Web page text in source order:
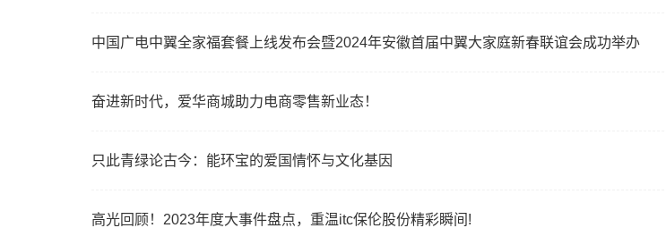
中国广电中翼全家福套餐上线发布会暨2024年安徽首届中翼大家庭新春联谊会成功举办
奋进新时代，爱华商城助力电商零售新业态！
只此青绿论古今：能环宝的爱国情怀与文化基因
高光回顾！2023年度大事件盘点，重温itc保伦股份精彩瞬间!